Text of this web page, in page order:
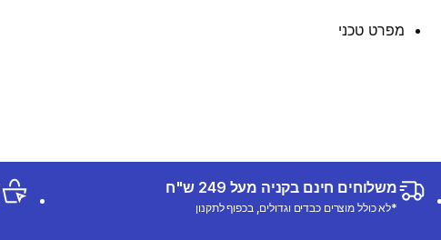
מפרט טכני
משלוחים חינם בקניה מעל 249 ש"ח
*לא כולל מוצרים כבדים וגדולים, בכפוף לתקנון